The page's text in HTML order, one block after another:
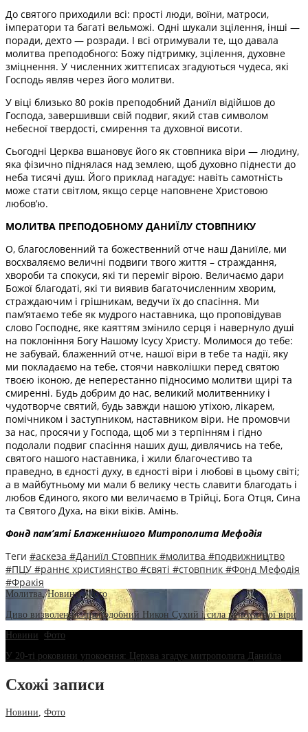
До святого приходили всі: прості люди, воїни, матроси,
імператори та багаті вельможі. Одні шукали зцілення, інші —
поради, дехто — розради. І всі отримували те, що давала
молитва преподобного: Божу підтримку, зцілення, духовне
зміцнення. У численних життєписах згадуються чудеса, які
Господь являв через його молитви.
У віці близько 80 років преподобний Даниїл відійшов до
Господа, завершивши свій подвиг, який став символом
небесної твердості, смирення та духовної висоти.
Сьогодні Церква вшановує його як стовпника віри — людину,
яка фізично піднялася над землею, щоб духовно піднести до
неба тисячі душ. Його приклад нагадує: навіть самотність
може стати світлом, якщо серце наповнене Христовою
любов’ю.
МОЛИТВА ПРЕПОДОБНОМУ ДАНИЇЛУ СТОВПНИКУ
О, благословенний та божественний отче наш Даниїле, ми
восхваляємо величні подвиги твого життя – страждання,
хвороби та спокуси, які ти переміг вірою. Величаємо дари
Божої благодаті, які ти виявив багаточисленним хворим,
страждаючим і грішникам, ведучи їх до спасіння. Ми
пам’ятаємо тебе як мудрого наставника, що проповідував
слово Господнє, яке каяттям змінило серця і навернуло душі
на поклоніння Богу Нашому Ісусу Христу. Молимося до тебе:
не забувай, блаженний отче, нашої віри в тебе та надії, яку
ми покладаємо на тебе, стоячи навколішки перед святою
твоєю іконою, де неперестанно підносимо молитви щирі та
смиренні. Будь добрим до нас, великий молитвеннику і
чудотворче святий, будь завжди нашою утіхою, лікарем,
помічником і заступником, наставником віри. Не промовчи
за нас, просячи у Господа, щоб ми з терпінням і гідно
подолали подвиг спасіння наших душ, дивлячись на тебе,
святого нашого наставника, і жили благочестиво та
праведно, в єдності духу, в єдності віри і любові в цьому світі;
а в майбутньому ми мали б велику честь славити благодать і
любов Єдиного, якого ми величаємо в Трійці, Бога Отця, Сина
та Святого Духа, на віки віків. Амінь.
Фонд пам’яті Блаженнішого Митрополита Мефодія
Теги #аскеза #Даниїл Стовпник #молитва #подвижництво
#ПЦУ #раннє християнство #святі #стовпник #Фонд Мефодія
#Фракія
Молитва,Новини,Фото
Диво визволення: преподобний Никон Сухий і сила непохитної віри
Новини
Фото
У 20-ті роковини упокоєння: Церква згадує митрополита Даниїла
Схожі записи
Новини, Фото